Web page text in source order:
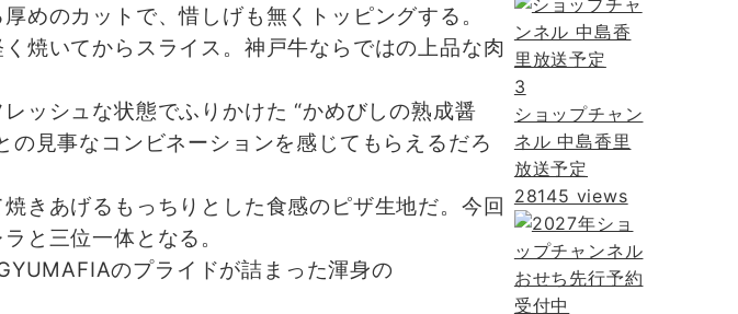
めのカットで、惜しげも無くトッピングする。
焼いてからスライス。神戸牛ならではの上品な肉
ッシュな状態でふりかけた “かめびしの熟成醤
見事なコンビネーションを感じてもらえるだろ
きあげるもっちりとした食感のピザ生地だ。今回
と三位一体となる。
のプライドが詰まった渾身の
3
ショップチャン
ネル 中島香里
放送予定
28145 views